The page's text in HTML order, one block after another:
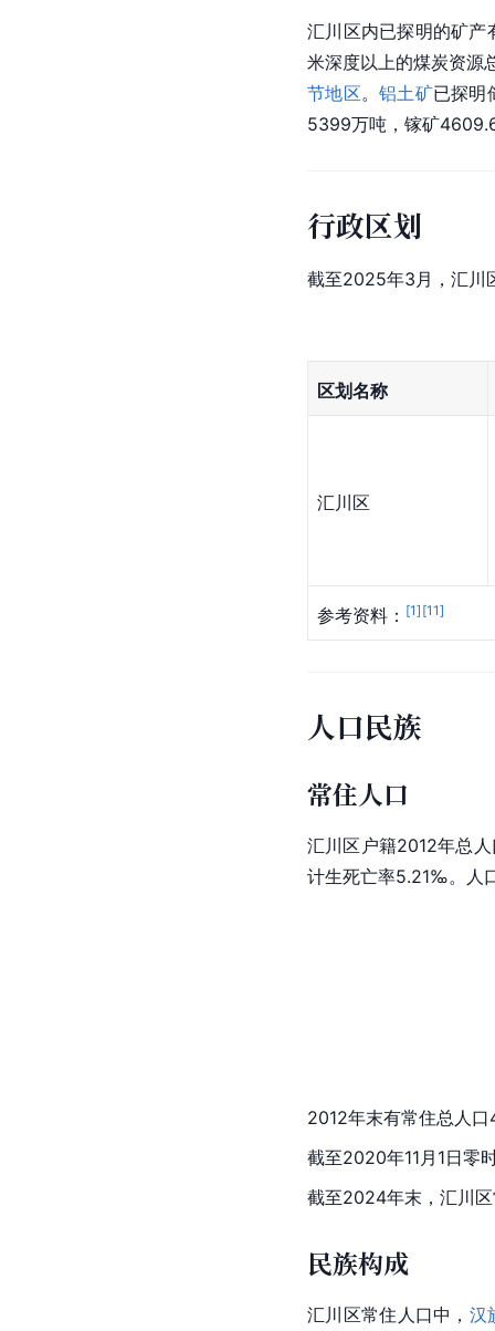
汇川区内已探明的矿
米深度以上的煤炭资源
节地区。铝土矿已探明
5399万吨，镓矿
行政区划
截至2025年3月，汇川
区划名称
汇川区
参考资料： [1] [11]
人口民族
常住人口
汇川区户籍2012年总
计生死亡率5.21‰。
人
2012年末有常住总人
截至2020年11月1日零
截至2024年末，汇川
民族构成
汇川区常住人口中， 汉